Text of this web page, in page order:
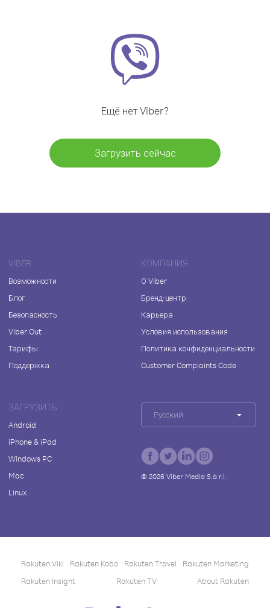
Ещё нет Viber?
Загрузить сейчас
VIBER
Возможности
Блог
Безопасность
Viber Out
Тарифы
Поддержка
КОМПАНИЯ
О Viber
Бренд-центр
Карьера
Условия использования
Политика конфиденциальности
Customer Complaints Code
ЗАГРУЗИТЬ
Android
iPhone & iPad
Windows PC
Mac
Linux
Русский
© 2026Viber Media S.à r.l.
Rakuten Viki Rakuten Kobo Rakuten Travel
Rakuten Marketing
Rakuten Insight
Rakuten TV About Rakuten